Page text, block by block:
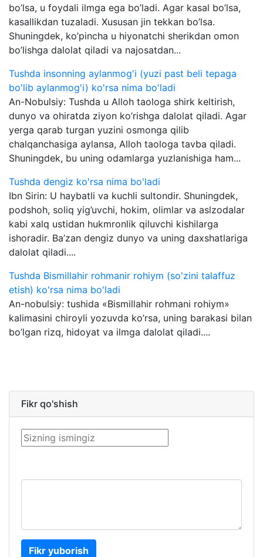
bo’lsa, u foydali ilmga ega bo’ladi. Agar kasal bo’lsa,
kasallikdan tuzaladi. Xususan jin tekkan bo’lsa.
Shuningdek, ko’pincha u hiyonatchi sherikdan omon
bo’lishga dalolat qiladi va najosatdan...
Tushda insonning aylanmog'i (yuzi past beli tepaga
bo'lib aylanmog'i) ko'rsa nima bo'ladi
An-Nobulsiy: Tushda u Alloh taologa shirk keltirish,
dunyo va ohiratda ziyon ko’rishga dalolat qiladi. Agar
yerga qarab turgan yuzini osmonga qilib
chalqanchasiga aylansa, Alloh taologa tavba qiladi.
Shuningdek, bu uning odamlarga yuzlanishiga ham...
Tushda dengiz ko'rsa nima bo'ladi
Ibn Sirin: U haybatli va kuchli sultondir. Shuningdek,
podshoh, soliq yig’uvchi, hokim, olimlar va aslzodalar
kabi xalq ustidan hukmronlik qiluvchi kishilarga
ishoradir. Ba’zan dengiz dunyo va uning daxshatlariga
dalolat qiladi....
Tushda Bismillahir rohmanir rohiym (so'zini talaffuz
etish) ko'rsa nima bo'ladi
An-nobulsiy: tushida «Bismillahir rohmani rohiym»
kalimasini chiroyli yozuvda ko’rsa, uning barakasi bilan
bo’lgan rizq, hidoyat va ilmga dalolat qiladi....
Fikr qo'shish
Fikr yuborish